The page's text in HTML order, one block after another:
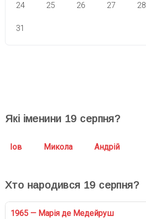
24 25 26 27 28
31
Які іменини 19 серпня?
Іов Микола Андрій
Хто народився 19 серпня?
1965 — Марія де Медейруш